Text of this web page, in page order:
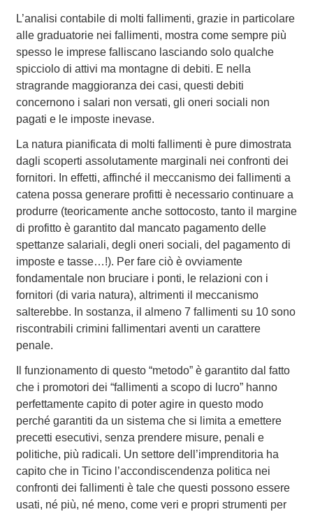
L’analisi contabile di molti fallimenti, grazie in particolare
alle graduatorie nei fallimenti, mostra come sempre più
spesso le imprese falliscano lasciando solo qualche
spicciolo di attivi ma montagne di debiti. E nella
stragrande maggioranza dei casi, questi debiti
concernono i salari non versati, gli oneri sociali non
pagati e le imposte inevase.
La natura pianificata di molti fallimenti è pure dimostrata
dagli scoperti assolutamente marginali nei confronti dei
fornitori. In effetti, affinché il meccanismo dei fallimenti a
catena possa generare profitti è necessario continuare a
produrre (teoricamente anche sottocosto, tanto il margine
di profitto è garantito dal mancato pagamento delle
spettanze salariali, degli oneri sociali, del pagamento di
imposte e tasse…!). Per fare ciò è ovviamente
fondamentale non bruciare i ponti, le relazioni con i
fornitori (di varia natura), altrimenti il meccanismo
salterebbe. In sostanza, il almeno 7 fallimenti su 10 sono
riscontrabili crimini fallimentari aventi un carattere
penale.
Il funzionamento di questo “metodo” è garantito dal fatto
che i promotori dei “fallimenti a scopo di lucro” hanno
perfettamente capito di poter agire in questo modo
perché garantiti da un sistema che si limita a emettere
precetti esecutivi, senza prendere misure, penali e
politiche, più radicali. Un settore dell’imprenditoria ha
capito che in Ticino l’accondiscendenza politica nei
confronti dei fallimenti è tale che questi possono essere
usati, né più, né meno, come veri e propri strumenti per